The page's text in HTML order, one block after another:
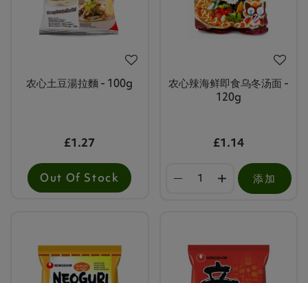
农心土豆湯拉麵 - 100g
£1.27
Out Of Stock
农心辣海鲜即食乌冬汤面 -
120g
£1.14
添加